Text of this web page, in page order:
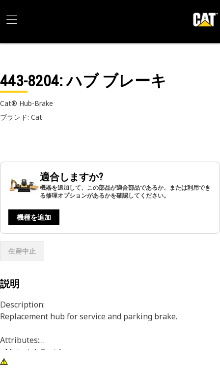
443-8204: ハブ ブレーキ
Cat® Hub-Brake
ブランド: Cat
適合しますか?
機器を追加して、この部品が適合部品であるか、または利用でき
る修理オプションがあるかを確認してください。
機種を追加
生産中止
説明
Description:
Replacement hub for service and parking brake.
Attributes:
• Material: Cast Iron
• End 1 External Spline Number of Teeth: 102